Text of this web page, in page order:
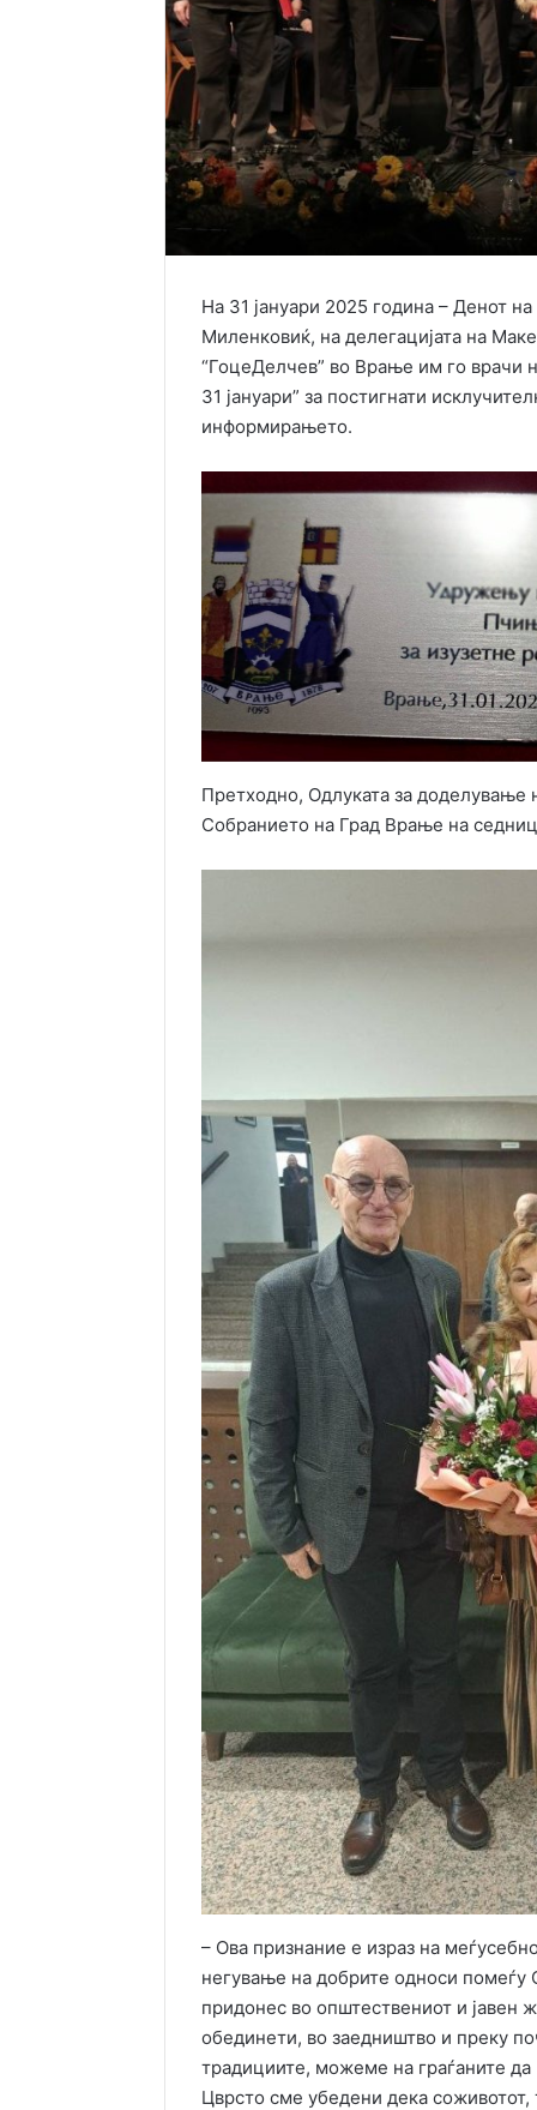
На 31 јануари 2025 година – Денот
Миленковиќ, на делегацијата на
“ГоцеДелчев” во Врање им го врачи
31 јануари” за постигнати
информирањето.
Претходно, Одлуката за доделување
Собранието на Град Врање на
– Ова признание е израз на
негување на добрите односи
придонес во општествениот и јавен
обединети, во заедништво и преку
традициите, можеме на граѓаните
Цврсто сме убедени дека соживотот,